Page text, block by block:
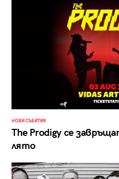
НОВИ СЪБИТИЯ
The Prodigy се
лято